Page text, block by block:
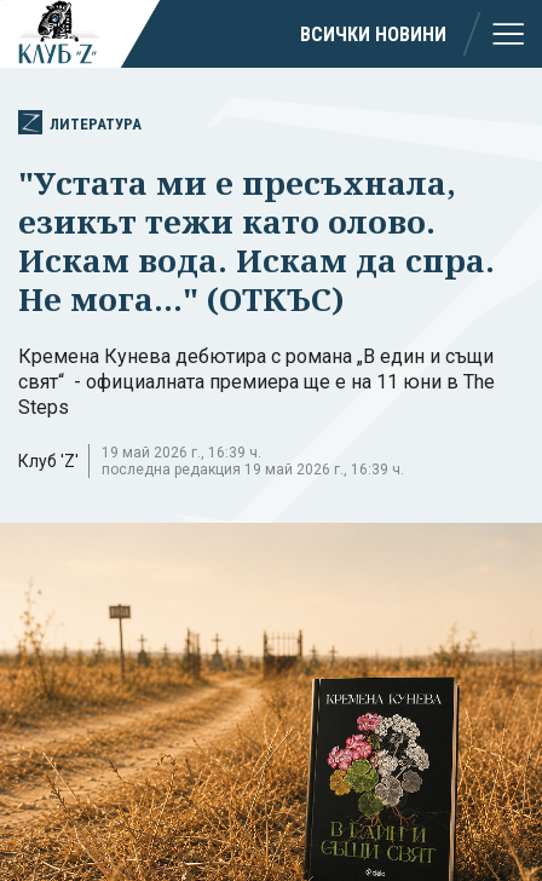
ВСИЧКИ НОВИНИ
ЛИТЕРАТУРА
"Устата ми е пресъхнала,
езикът тежи като олово.
Искам вода. Искам да спра.
Не мога..." (ОТКЪС)
Кремена Кунева дебютира с романа „В един и същи
свят“ - официалната премиера ще е на 11 юни в The
Steps
Клуб 'Z'
19 май 2026 г., 16:39 ч.
последна редакция 19 май 2026 г., 16:39 ч.